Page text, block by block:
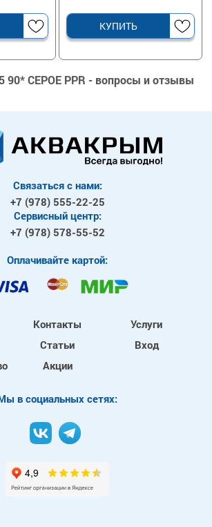
КУПИТЬ
90* СЕРОЕ PPR - вопросы и отзывы
Связаться с нами:
+7 (978) 555-22-25
Сервисный центр:
+7 (978) 578-55-52
Оплачивайте картой:
Контакты
Статьи
Акции
Услуги
Вход
в социальных сетях: